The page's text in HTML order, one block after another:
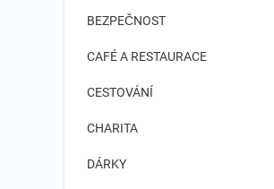
BEZPEČNOST
CAFÉ A RESTAURACE
CESTOVÁNÍ
CHARITA
DÁRKY